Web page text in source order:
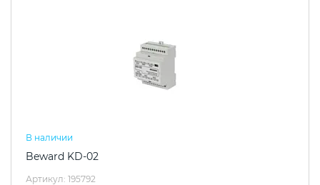
В наличии
Beward KD-02
Артикул: 195792